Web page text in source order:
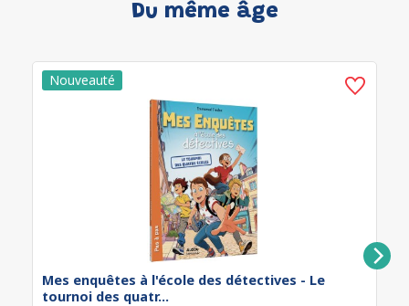
Du même âge
Mes enquêtes à l'école des détectives - Le
tournoi des quatr...